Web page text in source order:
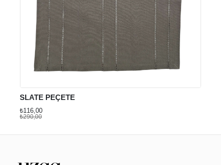
SLATE PEÇETE
₺116,00
₺290,00